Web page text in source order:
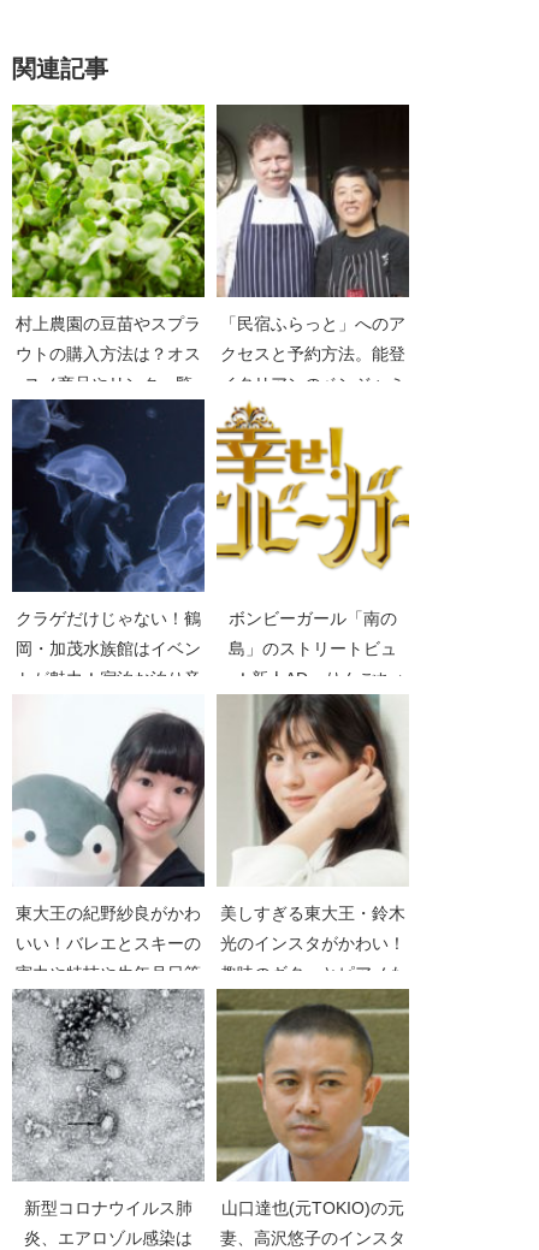
関連記事
村上農園の豆苗やスプラ
ウトの購入方法は？オス
スメ商品やリンク一覧
【カンブリア宮殿】
「民宿ふらっと」へのア
クセスと予約方法。能登
イタリアンのベンジャミ
ン・フラットと船下智香
子夫妻【情熱大陸】
クラゲだけじゃない！鶴
岡・加茂水族館はイベン
トが魅力！宿泊お泊り音
楽等【情熱大陸】
ボンビーガール「南の
島」のストリートビュ
ー！新人AD、りんごちゃ
んの場所【幸せ！ボンビ
ーガール】
東大王の紀野紗良がかわ
いい！バレエとスキーの
実力や特技や生年月日等
美しすぎる東大王・鈴木
光のインスタがかわい！
趣味のギターとピアノも
スゴイ！
新型コロナウイルス肺
炎、エアロゾル感染は
山口達也(元TOKIO)の元
妻、高沢悠子のインスタ